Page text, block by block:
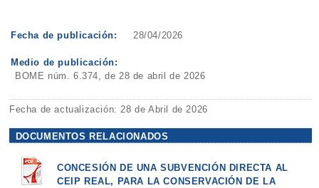
Fecha de publicación: 28/04/2026
Medio de publicación:
BOME núm. 6.374, de 28 de abril de 2026
Fecha de actualización: 28 de Abril de 2026
DOCUMENTOS RELACIONADOS
CONCESIÓN DE UNA SUBVENCIÓN DIRECTA AL
CEIP REAL, PARA LA CONSERVACIÓN DE LA